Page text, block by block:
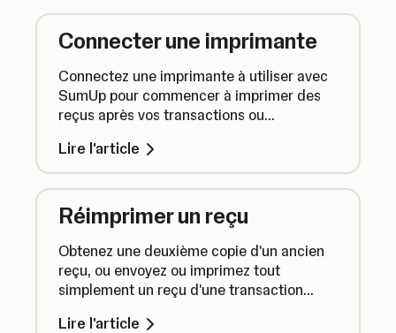
Connecter une imprimante
Connectez une imprimante à utiliser avec
SumUp pour commencer à imprimer des
reçus après vos transactions ou
Lire l'article
Réimprimer un reçu
Obtenez une deuxième copie d'un ancien
reçu, ou envoyez ou imprimez tout
simplement un reçu d'une transaction
Lire l'article